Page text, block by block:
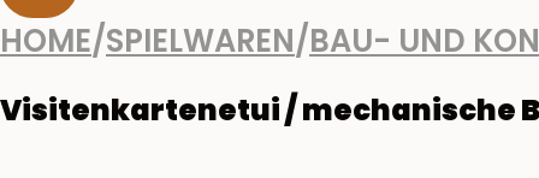
HOME/SPIELWAREN/BAU- UND
Visitenkartenetui / mechanische